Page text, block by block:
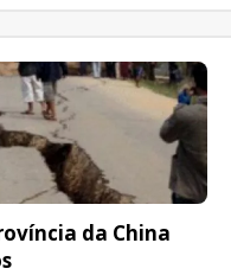
da China